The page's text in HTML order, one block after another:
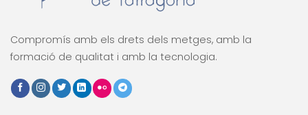
Compromís amb els drets dels metges, amb la
formació de qualitat i amb la tecnologia.